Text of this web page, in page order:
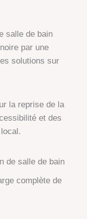
salle de bain
par une
solutions sur
la reprise de la
et des
de salle de bain
complète de